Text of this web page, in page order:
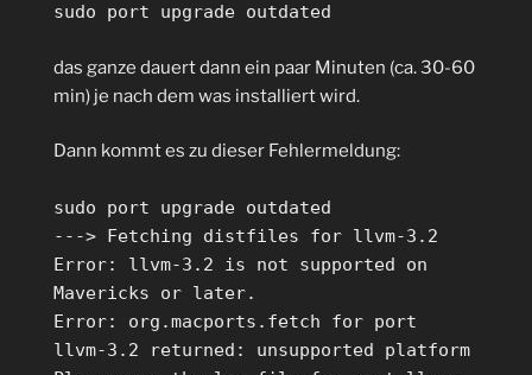
sudo port upgrade outdated
das ganze dauert dann ein paar Minuten (ca. 30-60
min) je nach dem was installiert wird.
Dann kommt es zu dieser Fehlermeldung:
sudo port upgrade outdated
---> Fetching distfiles for llvm-3.2
Error: llvm-3.2 is not supported on
Mavericks or later.
Error: org.macports.fetch for port
llvm-3.2 returned: unsupported platform